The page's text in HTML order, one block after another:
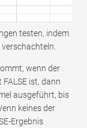
testen, indem
wenn der
FALSE ist, dann
ausgeführt, bis
keines der
Ergebnis